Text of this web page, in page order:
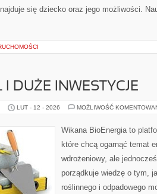
się dziecko oraz jego możliwości.
I DUŻE INWESTYCJE
LUT - 12 - 2026 MOŻLIWOŚĆ
Wikana BioEnergia to
które chcą ogarnąć temat
wdrożeniowy, ale
porządkuje wiedzę o tym,
roślinnego i odpadowego